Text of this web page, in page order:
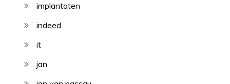
implantaten
indeed
it
jan